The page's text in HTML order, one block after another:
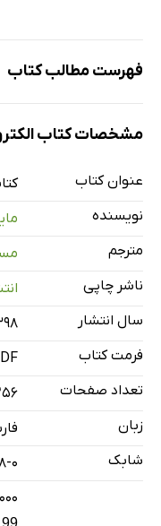
فهرست مطالب کتاب
چکیده و کلیدواژه‌ها
نتیجه‌گیری: پیامدها
چکیده و کلیدواژه‌ها
نتیجه‌گیری:
یادداشت‌ها
فصل سوم: ارزش سناریو
فصل چهارم: فرایند
چکیده و کلیدواژه‌ها
فصل پنجم: کاربردهای
مشخصات کتاب
عنوان کتاب
نویسنده
مترجم
ناشر چاپی
سال انتشار
فرمت کتاب
تعداد صفحات
زبان
شابک
0